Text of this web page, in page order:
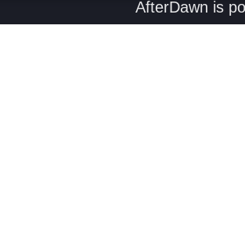
AfterDawn is